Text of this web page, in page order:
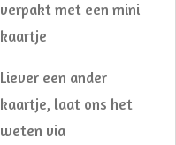
verpakt met een mini
kaartje
Liever een ander
kaartje, laat ons het
weten via